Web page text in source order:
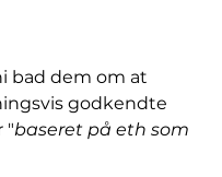
bad dem om at
godkendte
"baseret på eth som